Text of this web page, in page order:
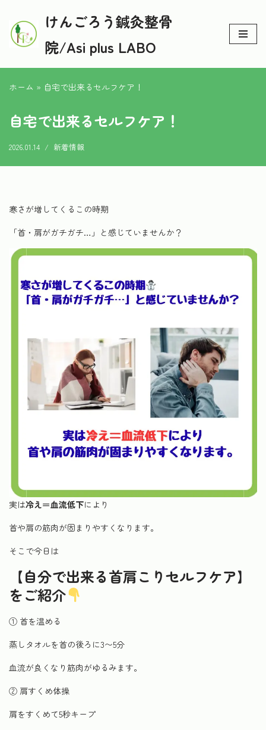
コ
ン
ツ
ス
ッ
プ
けんごろう鍼灸整骨
院/Asi plus LABO
ホーム » 自宅で出来るセルフケア！
自宅で出来るセルフケア！
2026.01.14 新着情報
寒さが増してくるこの時期
「首・肩がガチガチ…」と感じていませんか？
実は冷え＝血流低下により
首や肩の筋肉が固まりやすくなります。
そこで今日は
【自分で出来る首肩こりセルフケア】
をご紹介
① 首を温める
蒸しタオルを首の後ろに3〜5分
血流が良くなり筋肉がゆるみます。
② 肩すくめ体操
肩をすくめて5秒キープ